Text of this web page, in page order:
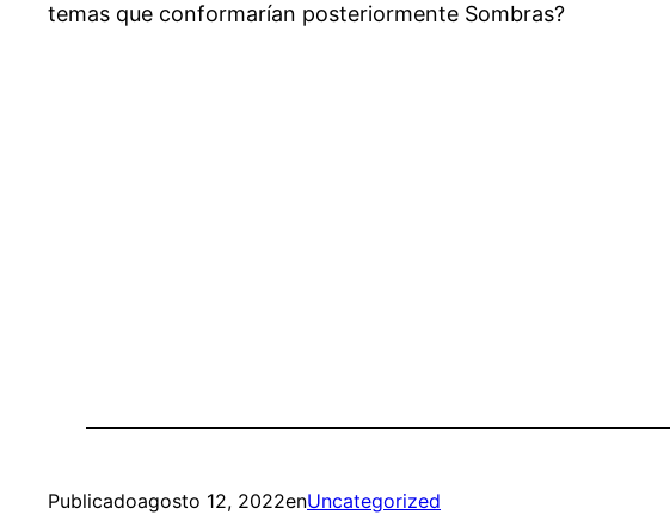
temas que conformarían posteriormente Sombras?
Publicadoagosto 12, 2022enUncategorized